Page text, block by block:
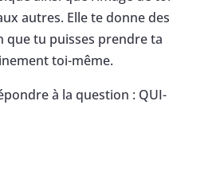
autres. Elle te donne des
tu puisses prendre ta
toi-même.
à la question : QUI-